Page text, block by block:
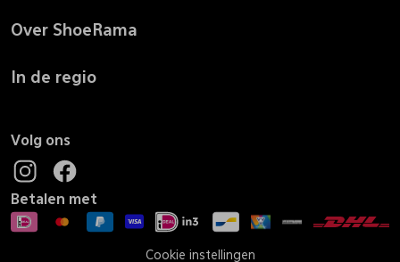
Over ShoeRama
In de regio
Volg ons
Betalen met
Cookie instellingen